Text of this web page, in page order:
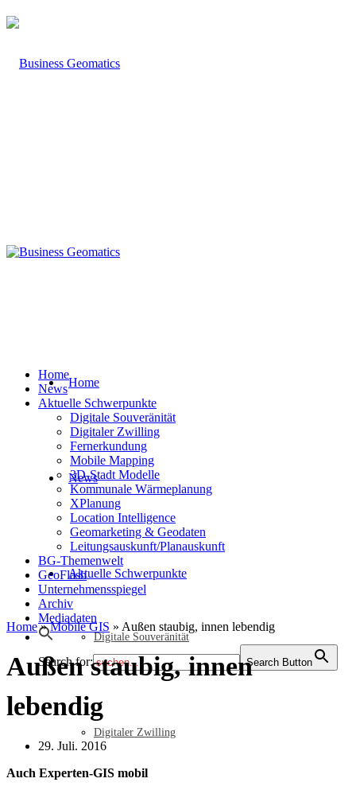
Home
News
Aktuelle Schwerpunkte
Digitale Souveränität
Digitaler Zwilling
Home
News
Aktuelle Schwerpunkte
Digitale Souveränität
Digitaler Zwilling
Fernerkundung
Mobile Mapping
3D-Stadt Modelle
Kommunale Wärmeplanung
XPlanung
Location Intelligence
Geomarketing & Geodaten
Leitungsauskunft/Planauskunft
BG-Themenwelt
GeoFlash
Unternehmensspiegel
Archiv
Mediadaten
Search for: Search Button
Home»Mobile GIS » Außen staubig, innen lebendig
Außen staubig, innen
lebendig
29. Juli. 2016
Auch Experten-GIS mobil